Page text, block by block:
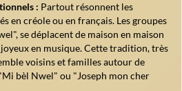
: Partout résonnent les
en créole ou en français. Les groupes
se déplacent de maison en maison
en musique. Cette tradition, très
voisins et familles autour de
bèl Nwel" ou "Joseph mon cher